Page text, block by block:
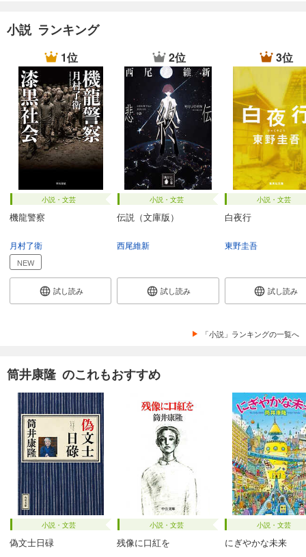
小説 ランキング
1位
小説・文芸
機龍警察
月村了衛
NEW
試し読み
2位
小説・文芸
伝説（文庫版）
西尾維新
試し読み
3位
小説・文芸
白夜行
東野圭吾
試し読み
「小説」ランキングの一覧へ
筒井康隆 のこれもおすすめ
小説・文芸
偽文士日碌
小説・文芸
残像に口紅を
小説・文芸
にぎやかな未来